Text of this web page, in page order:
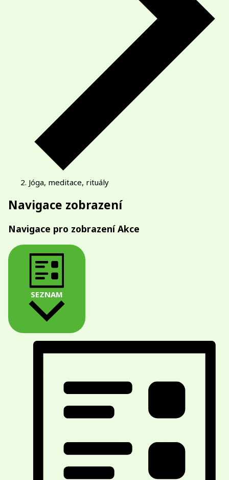
Jóga, meditace, rituály
Akce
Navigace zobrazení
Navigace pro zobrazení Akce
SEZNAM